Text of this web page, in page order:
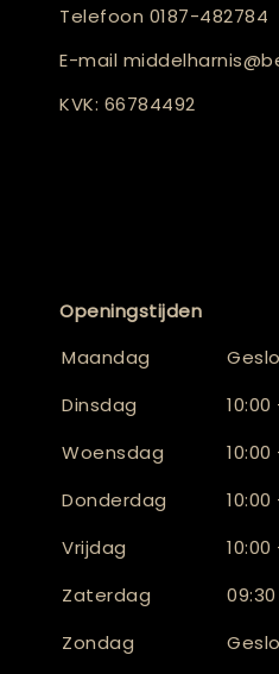
Telefoon 0187-482784
E-mail
KVK: 66784492
Openingstijden
Maandag
Dinsdag
10:00
Woensdag
10:00
Donderdag
10:00
Vrijdag
10:00
Zaterdag
Zondag